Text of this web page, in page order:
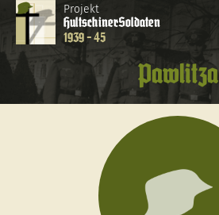
Projekt
HultschinerSoldaten
1939 - 45
Pawlitza